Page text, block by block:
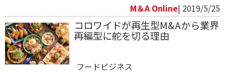
M＆A Online| 2019/5/25
コロワイドが再生型M&Aから業界
再編型に舵を切る理由
フードビジネス